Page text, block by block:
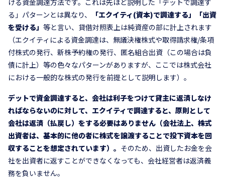
ける資金調達方法です。これは先ほど説明した「デットで調達す
る」パターンとは異なり、
「エクイティ(資本)で調達する」「出資
を受ける」 等と言い、貸借対照表上は純資産の部に計上されます
（エクイティによる資金調達は、無議決権株式や取得請求権/条項
付株式の発行、新株予約権の発行、匿名組合出資（この場合は負
債に計上）等の色々なパターンがありますが、ここでは株式会社
における一般的な株式の発行を前提として説明します）。
デットで資金調達すると、会社は利子をつけて貸主に返済しなけ
ればならないのに対して、エクイティで調達すると、原則として
会社は返済（払戻し）をする必要はありません（会社法上、株式
出資者は、基本的に他の者に株式を譲渡することで投下資本を回
収することを想定されています）。 そのため、出資したお金を会
社を出資者に返すことができなくなっても、会社経営者は返済義
務を負いません。